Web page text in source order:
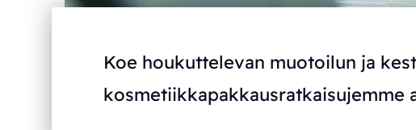
Koe houkuttelevan muotoilun ja
kosmetiikkapakkausratkaisujemme